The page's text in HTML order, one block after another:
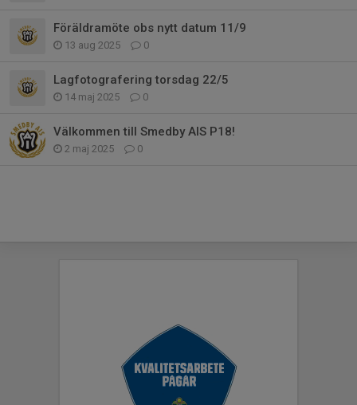
Föräldramöte obs nytt datum 11/9
13 aug 2025 0
Lagfotografering torsdag 22/5
14 maj 2025 0
Välkommen till Smedby AIS P18!
2 maj 2025 0